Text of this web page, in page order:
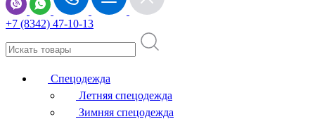
+7 (8342) 47-10-13
Спецодежда
Летняя спецодежда
Зимняя спецодежда